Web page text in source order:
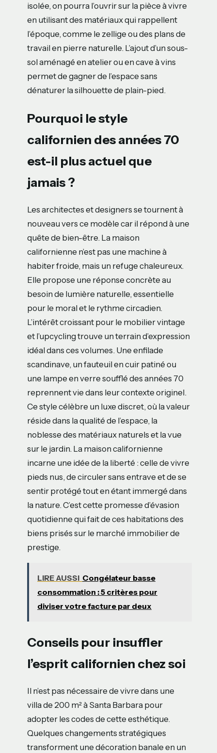
isolée, on pourra l’ouvrir sur la pièce à vivre
en utilisant des matériaux qui rappellent
l’époque, comme le zellige ou des plans de
travail en pierre naturelle. L’ajout d’un sous-
sol aménagé en atelier ou en cave à vins
permet de gagner de l’espace sans
dénaturer la silhouette de plain-pied.
Pourquoi le style
californien des années 70
est-il plus actuel que
jamais ?
Les architectes et designers se tournent à
nouveau vers ce modèle car il répond à une
quête de bien-être. La maison
californienne n’est pas une machine à
habiter froide, mais un refuge chaleureux.
Elle propose une réponse concrète au
besoin de lumière naturelle, essentielle
pour le moral et le rythme circadien.
L’intérêt croissant pour le mobilier vintage
et l’upcycling trouve un terrain d’expression
idéal dans ces volumes. Une enfilade
scandinave, un fauteuil en cuir patiné ou
une lampe en verre soufflé des années 70
reprennent vie dans leur contexte originel.
Ce style célèbre un luxe discret, où la valeur
réside dans la qualité de l’espace, la
noblesse des matériaux naturels et la vue
sur le jardin. La maison californienne
incarne une idée de la liberté : celle de vivre
pieds nus, de circuler sans entrave et de se
sentir protégé tout en étant immergé dans
la nature. C’est cette promesse d’évasion
quotidienne qui fait de ces habitations des
biens prisés sur le marché immobilier de
prestige.
LIRE AUSSI Congélateur basse
consommation : 5 critères pour
diviser votre facture par deux
Conseils pour insuffler
l’esprit californien chez soi
Il n’est pas nécessaire de vivre dans une
villa de 200 m² à Santa Barbara pour
adopter les codes de cette esthétique.
Quelques changements stratégiques
transforment une décoration banale en un